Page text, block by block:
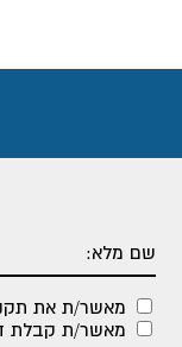
מאשר/ת את
מאשר/ת קבלת